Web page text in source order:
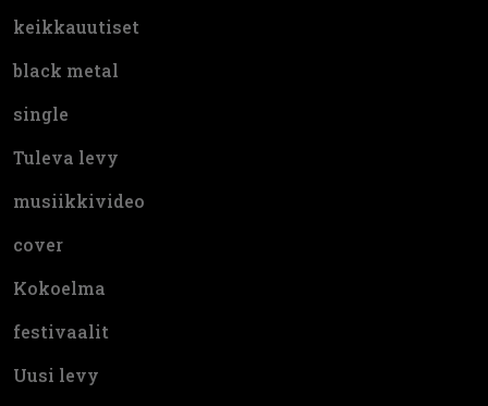
keikkauutiset
black metal
single
Tuleva levy
musiikkivideo
cover
Kokoelma
festivaalit
Uusi levy